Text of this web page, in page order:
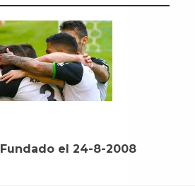
Fundado el 24-8-2008